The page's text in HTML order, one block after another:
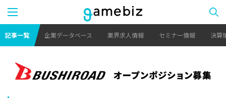
記事一覧 企業データベース 業界求人情報 セミナー情報 決算